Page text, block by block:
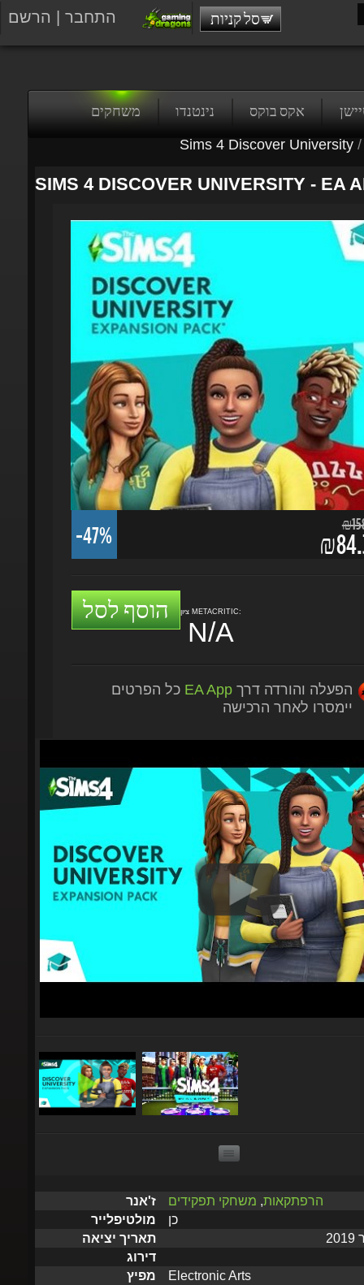
התחבר הרשם סל קניות
אקס בוקס נינטנדו משחקים
/
Sims 4 Discover University
SIMS 4 DISCOVER UNIVERSITY - EA
-47%
הוסף לסל
N/A
יימסרו לאחר הרכישה
מולטיפלייר כן
תאריך יציאה
דירוג
מפיץ